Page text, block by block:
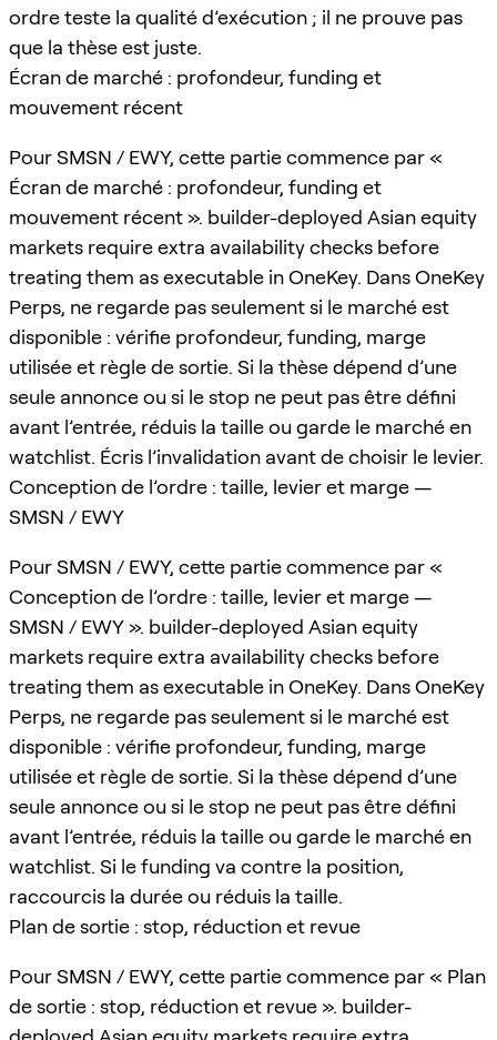
ordre teste la qualité d’exécution ; il ne prouve pas
que la thèse est juste.
Écran de marché : profondeur, funding et
mouvement récent
Pour SMSN / EWY, cette partie commence par «
Écran de marché : profondeur, funding et
mouvement récent ». builder-deployed Asian equity
markets require extra availability checks before
treating them as executable in OneKey. Dans OneKey
Perps, ne regarde pas seulement si le marché est
disponible : vérifie profondeur, funding, marge
utilisée et règle de sortie. Si la thèse dépend d’une
seule annonce ou si le stop ne peut pas être défini
avant l’entrée, réduis la taille ou garde le marché en
watchlist. Écris l’invalidation avant de choisir le levier.
Conception de l’ordre : taille, levier et marge —
SMSN / EWY
Pour SMSN / EWY, cette partie commence par «
Conception de l’ordre : taille, levier et marge —
SMSN / EWY ». builder-deployed Asian equity
markets require extra availability checks before
treating them as executable in OneKey. Dans OneKey
Perps, ne regarde pas seulement si le marché est
disponible : vérifie profondeur, funding, marge
utilisée et règle de sortie. Si la thèse dépend d’une
seule annonce ou si le stop ne peut pas être défini
avant l’entrée, réduis la taille ou garde le marché en
watchlist. Si le funding va contre la position,
raccourcis la durée ou réduis la taille.
Plan de sortie : stop, réduction et revue
Pour SMSN / EWY, cette partie commence par « Plan
de sortie : stop, réduction et revue ». builder-